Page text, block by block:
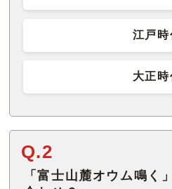
江戸時
大正時
Q.2
「富士山麓オウム鳴く